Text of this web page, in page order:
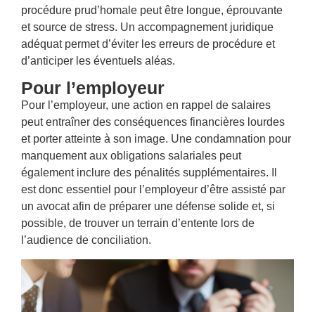
procédure prud’homale peut être longue, éprouvante
et source de stress. Un accompagnement juridique
adéquat permet d’éviter les erreurs de procédure et
d’anticiper les éventuels aléas.
Pour l’employeur
Pour l’employeur, une action en rappel de salaires
peut entraîner des conséquences financières lourdes
et porter atteinte à son image. Une condamnation pour
manquement aux obligations salariales peut
également inclure des pénalités supplémentaires. Il
est donc essentiel pour l’employeur d’être assisté par
un avocat afin de préparer une défense solide et, si
possible, de trouver un terrain d’entente lors de
l’audience de conciliation.